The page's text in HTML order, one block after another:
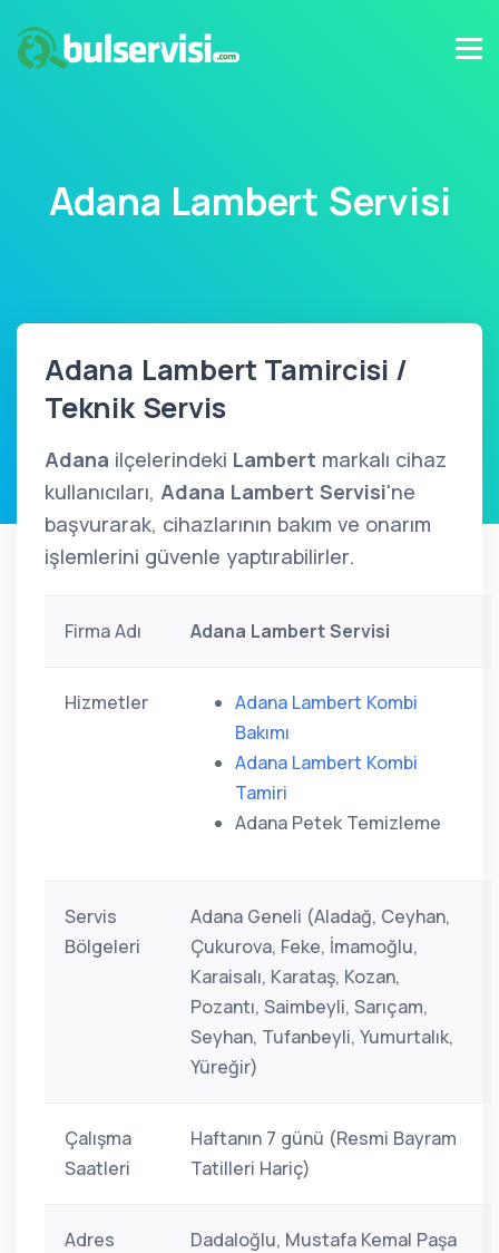
Adana Lambert Servisi
Adana Lambert Tamircisi /
Teknik Servis
Adana ilçelerindeki Lambert markalı cihaz
kullanıcıları, Adana Lambert Servisi'ne
başvurarak, cihazlarının bakım ve onarım
işlemlerini güvenle yaptırabilirler.
Firma Adı Adana Lambert Servisi
Hizmetler
Adana Lambert Kombi
Bakımı
Adana Lambert Kombi
Tamiri
Adana Petek Temizleme
Servis
Bölgeleri
Adana Geneli (Aladağ, Ceyhan,
Çukurova, Feke, İmamoğlu,
Karaisalı, Karataş, Kozan,
Pozantı, Saimbeyli, Sarıçam,
Seyhan, Tufanbeyli, Yumurtalık,
Yüreğir)
Çalışma
Saatleri
Haftanın 7 günü (Resmi Bayram
Tatilleri Hariç)
Adres
Dadaloğlu, Mustafa Kemal Paşa